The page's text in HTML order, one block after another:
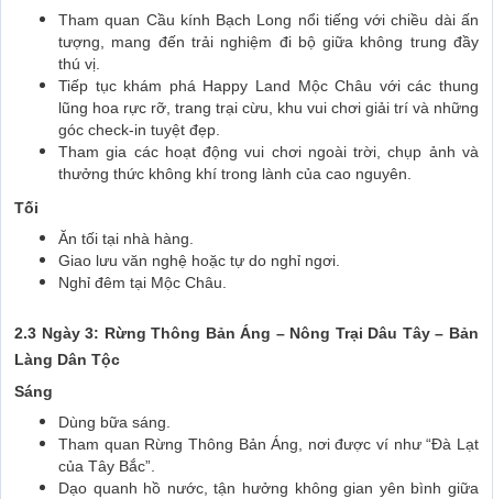
Tham quan Cầu kính Bạch Long nổi tiếng với chiều dài ấn
tượng, mang đến trải nghiệm đi bộ giữa không trung đầy
thú vị.
Tiếp tục khám phá Happy Land Mộc Châu với các thung
lũng hoa rực rỡ, trang trại cừu, khu vui chơi giải trí và những
góc check-in tuyệt đẹp.
Tham gia các hoạt động vui chơi ngoài trời, chụp ảnh và
thưởng thức không khí trong lành của cao nguyên.
Tối
Ăn tối tại nhà hàng.
Giao lưu văn nghệ hoặc tự do nghỉ ngơi.
Nghỉ đêm tại Mộc Châu.
2.3 Ngày 3: Rừng Thông Bản Áng – Nông Trại Dâu Tây – Bản
Làng Dân Tộc
Sáng
Dùng bữa sáng.
Tham quan Rừng Thông Bản Áng, nơi được ví như “Đà Lạt
của Tây Bắc”.
Dạo quanh hồ nước, tận hưởng không gian yên bình giữa